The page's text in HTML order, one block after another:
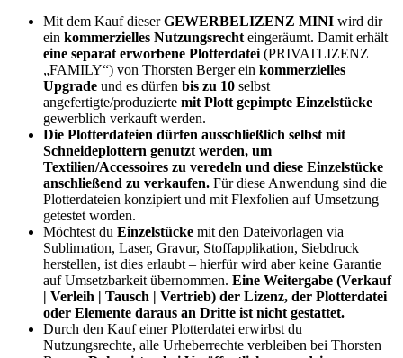
Mit dem Kauf dieserGEWERBELIZENZ MINI wird dir
ein kommerzielles Nutzungsrecht eingeräumt. Damit erhält
eine separat erworbene Plotterdatei (PRIVATLIZENZ
„FAMILY“) von Thorsten Berger ein kommerzielles
Upgrade und es dürfen bis zu 10 selbst
angefertigte/produzierte mit Plott gepimpte Einzelstücke
gewerblich verkauft werden.
Die Plotterdateien dürfen ausschließlich selbst mit
Schneideplottern genutzt werden, um
Textilien/Accessoires zu veredeln und diese Einzelstücke
anschließend zu verkaufen. Für diese Anwendung sind die
Plotterdateien konzipiert und mit Flexfolien auf Umsetzung
getestet worden.
Möchtest du Einzelstücke mit den Dateivorlagen via
Sublimation, Laser, Gravur, Stoffapplikation, Siebdruck
herstellen, ist dies erlaubt – hierfür wird aber keine Garantie
auf Umsetzbarkeit übernommen. Eine Weitergabe (Verkauf
| Verleih | Tausch | Vertrieb) der Lizenz, der Plotterdatei
oder Elemente daraus an Dritte ist nicht gestattet.
Durch den Kauf einer Plotterdatei erwirbst du
Nutzungsrechte, alle Urheberrechte verbleiben bei Thorsten